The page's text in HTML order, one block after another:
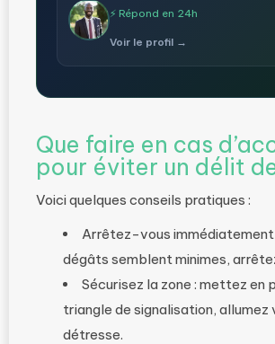
⚡ Répond en 24h
Voir le profil →
Que faire en cas
pour éviter un délit
Voici quelques conseils pratiques :
Arrêtez-vous immédiatement
dégâts semblent minimes,
Sécurisez la zone : mettez en
triangle de signalisation, allumez
détresse.